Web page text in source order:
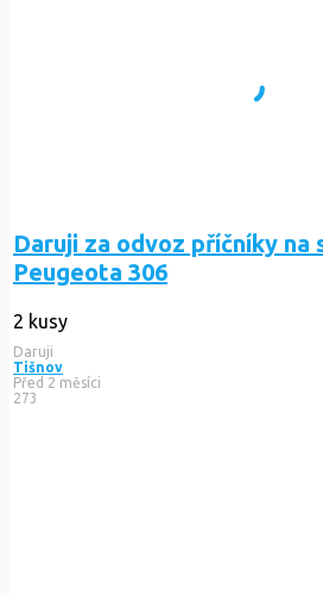
Daruji za odvoz příčníky na
Peugeota 306
2 kusy
Daruji
Tišnov
Před 2 měsíci
273